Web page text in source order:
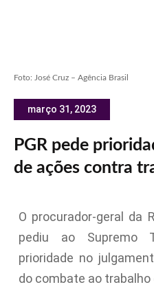
Foto: José Cruz – Agência Brasil
março 31, 2023
PGR pede
de ações contra
O procurador-geral da
pediu ao Supremo
prioridade no
do combate ao trabalho